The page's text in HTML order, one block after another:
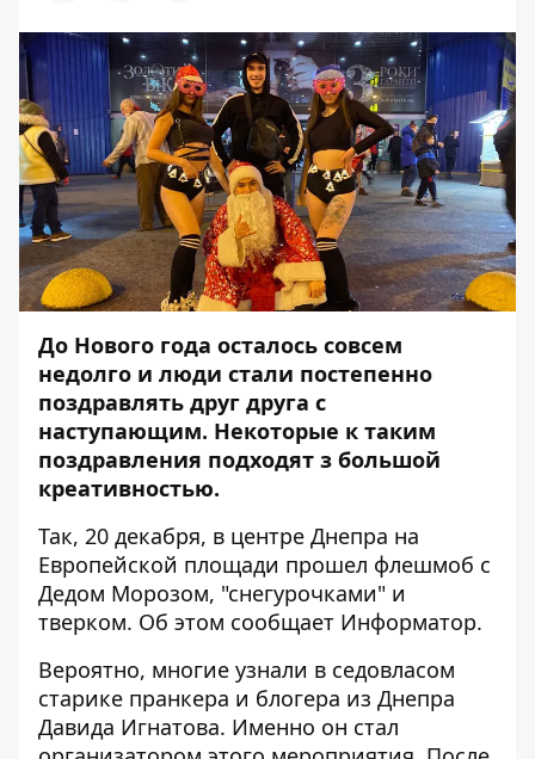
До Нового года осталось совсем
недолго и люди стали постепенно
поздравлять друг друга с
наступающим. Некоторые к таким
поздравления подходят з большой
креативностью.
Так, 20 декабря, в центре Днепра на
Европейской площади прошел флешмоб с
Дедом Морозом, "снегурочками" и
тверком. Об этом сообщает Информатор.
Вероятно, многие узнали в седовласом
старике пранкера и блогера из Днепра
Давида Игнатова. Именно он стал